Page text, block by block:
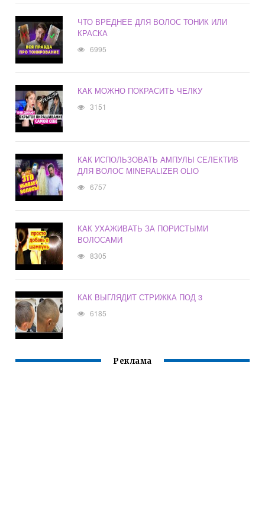
ЧТО ВРЕДНЕЕ ДЛЯ ВОЛОС ТОНИК ИЛИ
КРАСКА
6995
КАК МОЖНО ПОКРАСИТЬ ЧЕЛКУ
3151
КАК ИСПОЛЬЗОВАТЬ АМПУЛЫ СЕЛЕКТИВ
ДЛЯ ВОЛОС MINERALIZER OLIO
6757
КАК УХАЖИВАТЬ ЗА ПОРИСТЫМИ
ВОЛОСАМИ
8305
КАК ВЫГЛЯДИТ СТРИЖКА ПОД 3
6185
Реклама